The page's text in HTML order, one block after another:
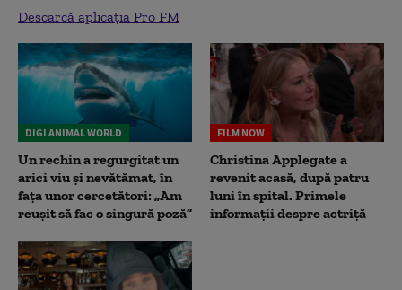
Descarcă aplicația Pro FM
DIGI ANIMAL WORLD
Un rechin a regurgitat un
arici viu și nevătămat, în
fața unor cercetători: „Am
reușit să fac o singură poză”
FILM NOW
Christina Applegate a
revenit acasă, după patru
luni în spital. Primele
informații despre actriță